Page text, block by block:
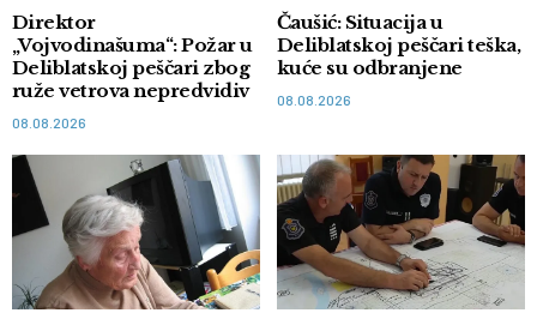
Direktor
„Vojvodinašuma“: Požar u
Deliblatskoj peščari zbog
ruže vetrova nepredvidiv
08.08.2026
Čaušić: Situacija u
Deliblatskoj peščari teška,
kuće su odbranjene
08.08.2026